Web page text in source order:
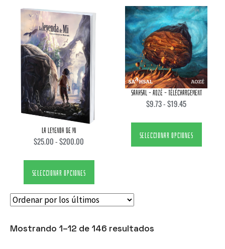
LA LEYENDA DE MI
$25.00-$200.00
SELECCIONAR OPCIONES
SAAHSAL – AOZÉ – TÉLÉCHARGEMENT
$9.73-$19.45
SELECCIONAR OPCIONES
Mostrando 1–12 de 146 resultados